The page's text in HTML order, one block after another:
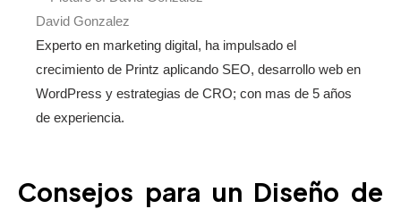
David Gonzalez
Experto en marketing digital, ha impulsado el
crecimiento de Printz aplicando SEO, desarrollo web en
WordPress y estrategias de CRO; con mas de 5 años
de experiencia.
Consejos para un Diseño de